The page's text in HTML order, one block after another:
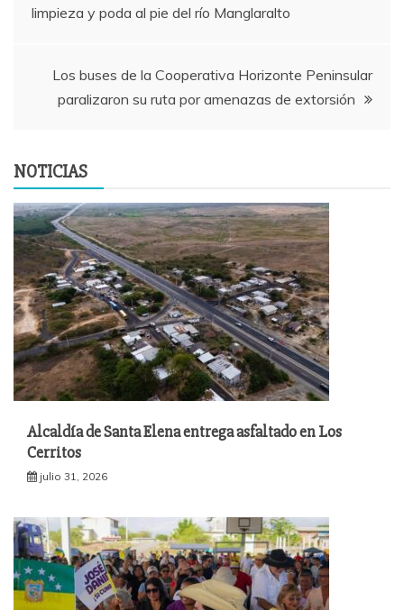
de
entradas
limpieza y poda al pie del río Manglaralto
Los buses de la Cooperativa Horizonte Peninsular
paralizaron su ruta por amenazas de extorsión
NOTICIAS
Alcaldía de Santa Elena entrega asfaltado en Los
Cerritos
julio 31, 2026